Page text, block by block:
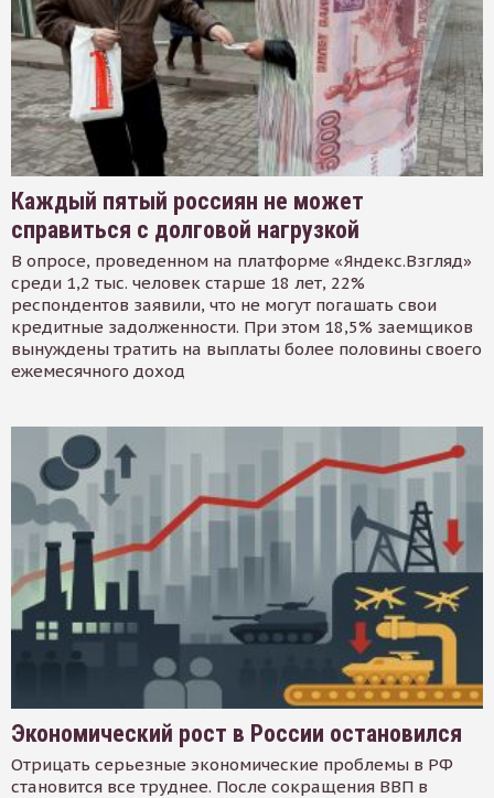
Каждый пятый россиян не может
справиться с долговой нагрузкой
В опросе, проведенном на платформе «Яндекс.Взгляд»
среди 1,2 тыс. человек старше 18 лет, 22%
респондентов заявили, что не могут погашать свои
кредитные задолженности. При этом 18,5% заемщиков
вынуждены тратить на выплаты более половины своего
ежемесячного доход
Экономический рост в России остановился
Отрицать серьезные экономические проблемы в РФ
становится все труднее. После сокращения ВВП в